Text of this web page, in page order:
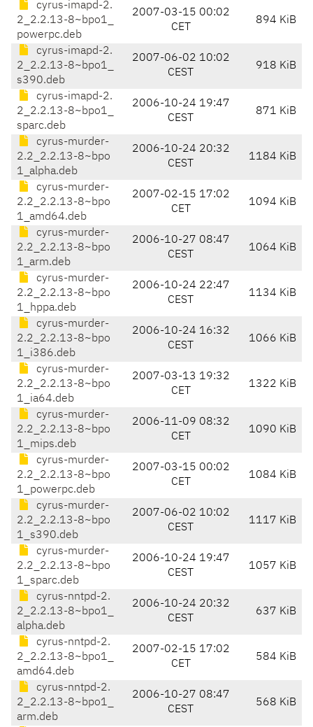
cyrus-imapd-2.
2_2.2.13-8~bpo1_
powerpc.deb
2007-03-15 00:02
CET
894 KiB
cyrus-imapd-2.
2_2.2.13-8~bpo1_
s390.deb
2007-06-02 10:02
CEST
918 KiB
cyrus-imapd-2.
2_2.2.13-8~bpo1_
sparc.deb
2006-10-24 19:47
CEST
871 KiB
cyrus-murder-
2.2_2.2.13-8~bpo
1_alpha.deb
2006-10-24 20:32
CEST
1184 KiB
cyrus-murder-
2.2_2.2.13-8~bpo
1_amd64.deb
2007-02-15 17:02
CET
1094 KiB
cyrus-murder-
2.2_2.2.13-8~bpo
1_arm.deb
2006-10-27 08:47
CEST
1064 KiB
cyrus-murder-
2.2_2.2.13-8~bpo
1_hppa.deb
2006-10-24 22:47
CEST
1134 KiB
cyrus-murder-
2.2_2.2.13-8~bpo
1_i386.deb
2006-10-24 16:32
CEST
1066 KiB
cyrus-murder-
2.2_2.2.13-8~bpo
1_ia64.deb
2007-03-13 19:32
CET
1322 KiB
cyrus-murder-
2.2_2.2.13-8~bpo
1_mips.deb
2006-11-09 08:32
CET
1090 KiB
cyrus-murder-
2.2_2.2.13-8~bpo
1_powerpc.deb
2007-03-15 00:02
CET
1084 KiB
cyrus-murder-
2.2_2.2.13-8~bpo
1_s390.deb
2007-06-02 10:02
CEST
1117 KiB
cyrus-murder-
2.2_2.2.13-8~bpo
1_sparc.deb
2006-10-24 19:47
CEST
1057 KiB
cyrus-nntpd-2.
2_2.2.13-8~bpo1_
alpha.deb
2006-10-24 20:32
CEST
637 KiB
cyrus-nntpd-2.
2_2.2.13-8~bpo1_
amd64.deb
2007-02-15 17:02
CET
584 KiB
cyrus-nntpd-2.
2_2.2.13-8~bpo1_
arm.deb
2006-10-27 08:47
CEST
568 KiB